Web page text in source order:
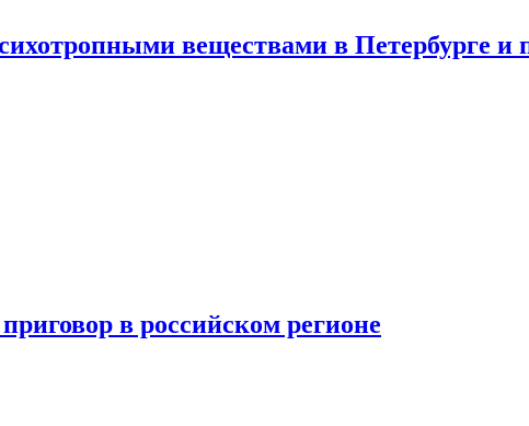
веществами в Петербурге
в российском регионе